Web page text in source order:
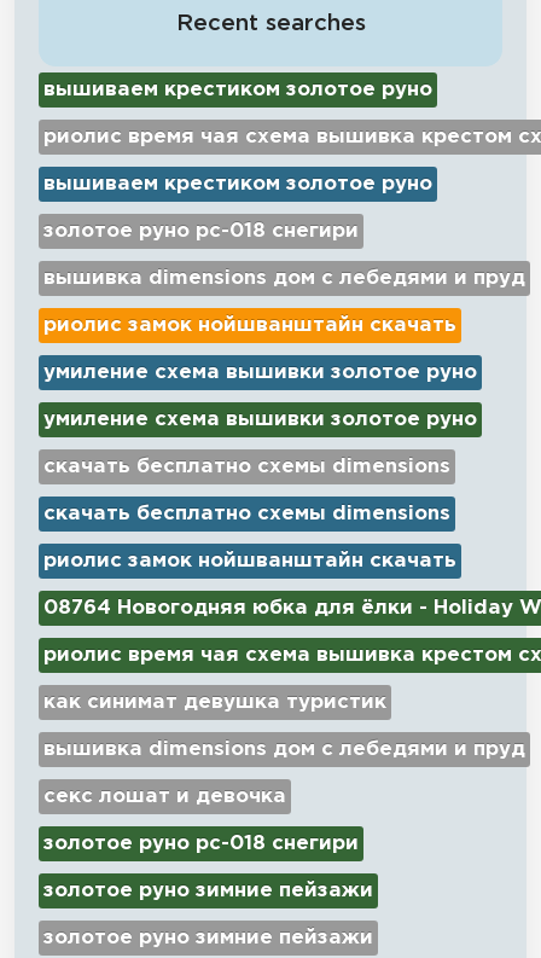
Recent searches
вышиваем крестиком золотое руно
риолис время чая схема вышивка крестом
вышиваем крестиком золотое руно
золотое руно рс-018 снегири
вышивка dimensions дом с лебедями и пруд
риолис замок нойшванштайн скачать
умиление схема вышивки золотое руно
умиление схема вышивки золотое руно
скачать бесплатно схемы dimensions
скачать бесплатно схемы dimensions
риолис замок нойшванштайн скачать
08764 Новогодняя юбка для ёлки - Holiday
риолис время чая схема вышивка крестом
как синимат девушка туристик
вышивка dimensions дом с лебедями и пруд
секс лошат и девочка
золотое руно рс-018 снегири
золотое руно зимние пейзажи
золотое руно зимние пейзажи